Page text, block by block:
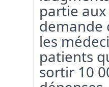
partie
demande
les
patients
sortir 10